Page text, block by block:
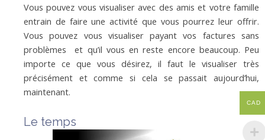
Vous pouvez vous visualiser avec des amis et votre famille
entrain de faire une activité que vous pourrez leur offrir.
Vous pouvez vous visualiser payant vos factures sans
problèmes et qu’il vous en reste encore beaucoup. Peu
importe ce que vous désirez, il faut le visualiser très
précisément et comme si cela se passait aujourd’hui,
maintenant.
Le temps
CAD